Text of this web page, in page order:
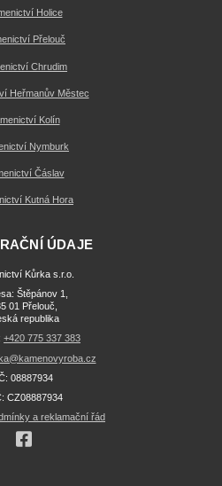
Holice
Přelouč
Chrudim
Heřmanův Městec
Kolín
Nymburk
Čáslav
Kutná Hora
ÚDAJE
Kůrka s.r.o.
Štěpánov 1,
01 Přelouč,
republika
+420 775 337 383
08887934
CZ08887934
a reklamační řád